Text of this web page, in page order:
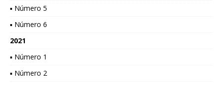
▪ Número 5
▪ Número 6
2021
▪ Número 1
▪ Número 2